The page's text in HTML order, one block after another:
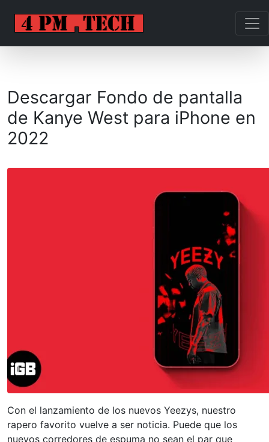
Descargar Fondo de pantalla
de Kanye West para iPhone en
2022
Con el lanzamiento de los nuevos Yeezys, nuestro
rapero favorito vuelve a ser noticia. Puede que los
nuevos corredores de espuma no sean el par que